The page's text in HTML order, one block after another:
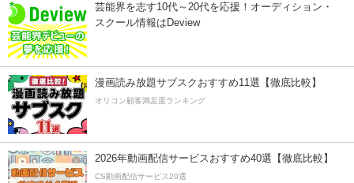
芸能界を志す10代～20代を応援！オーディション・
スクール情報はDeview
漫画読み放題サブスクおすすめ11選【徹底比較】
オリコン顧客満足度ランキング
2026年動画配信サービスおすすめ40選【徹底比較】
CS動画配信サービス20選